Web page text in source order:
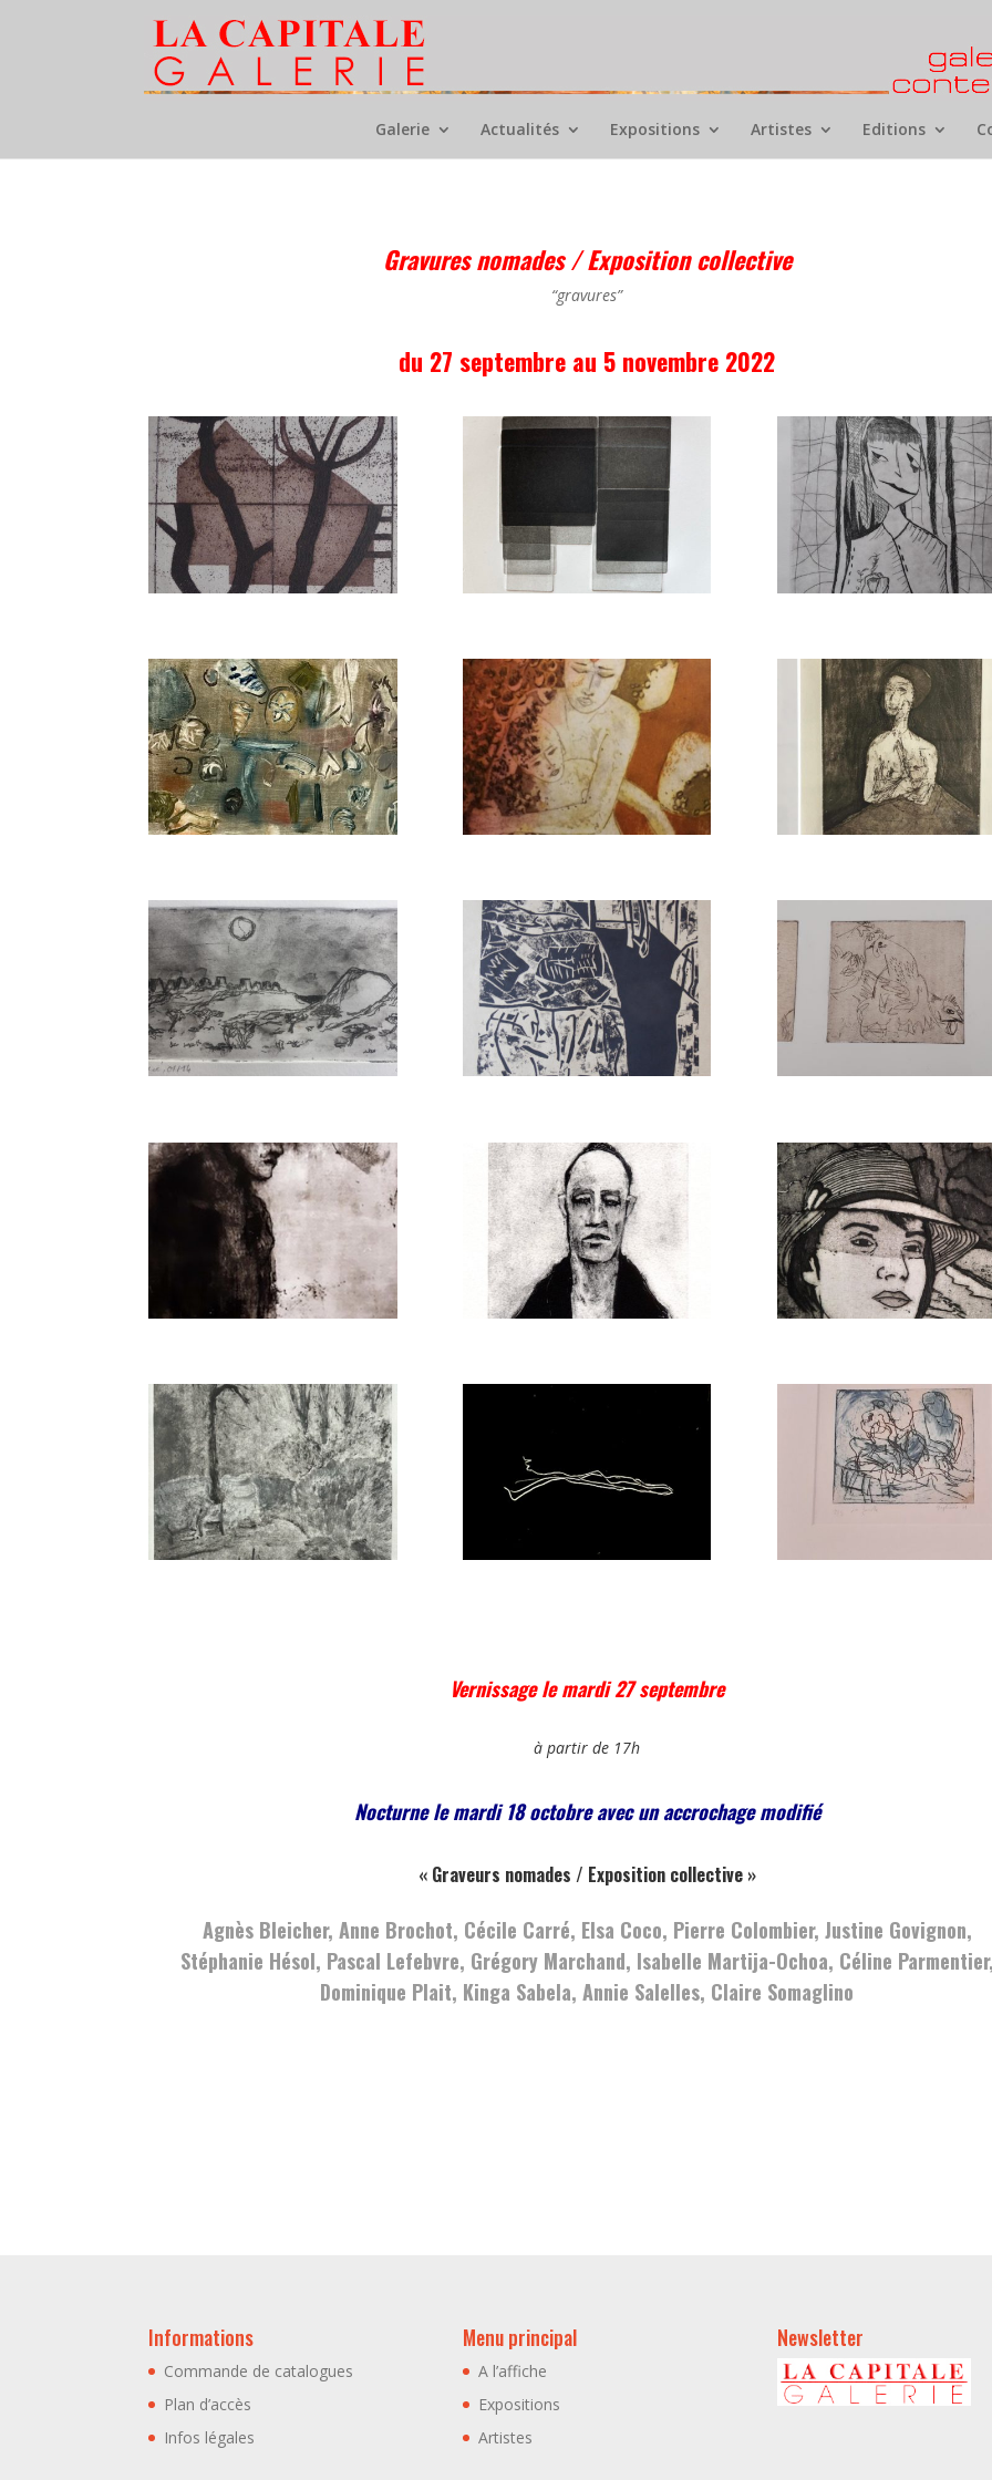
Galerie Actualités Expositions Artistes Editions
Gravures nomades / Exposition collective
“gravures”
du 27 septembre au 5 novembre 2022
Vernissage le mardi 27 septembre
à partir de 17h
Nocturne le mardi 18 octobre avec un accrochage modifié
« Graveurs nomades / Exposition collective »
Agnès Bleicher, Anne Brochot, Cécile Carré, Elsa Coco, Pierre Colombier, Justine Govignon,
Stéphanie Hésol, Pascal Lefebvre, Grégory Marchand, Isabelle Martija-Ochoa, Céline
Dominique Plait, Kinga Sabela, Annie Salelles, Claire Somaglino
Informations
Commande de catalogues
Plan d’accès
Infos légales
Menu principal
A l’affiche
Expositions
Artistes
Newsletter